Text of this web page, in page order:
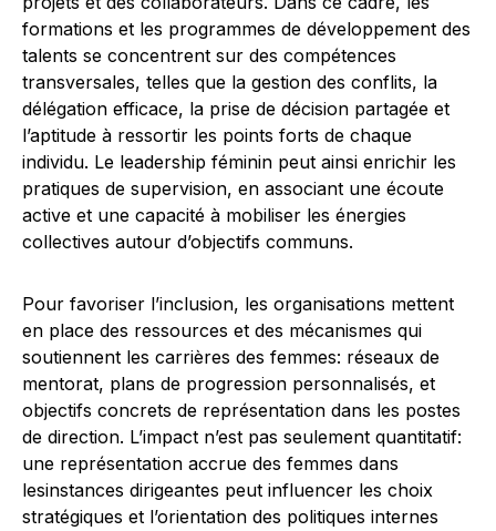
formations et les programmes de développement des
talents se concentrent sur des compétences
transversales, telles que la gestion des conflits, la
délégation efficace, la prise de décision partagée et
l’aptitude à ressortir les points forts de chaque
individu. Le leadership féminin peut ainsi enrichir les
pratiques de supervision, en associant une écoute
active et une capacité à mobiliser les énergies
collectives autour d’objectifs communs.
Pour favoriser l’inclusion, les organisations mettent
en place des ressources et des mécanismes qui
soutiennent les carrières des femmes: réseaux de
mentorat, plans de progression personnalisés, et
objectifs concrets de représentation dans les postes
de direction. L’impact n’est pas seulement quantitatif:
une représentation accrue des femmes dans
lesinstances dirigeantes peut influencer les choix
stratégiques et l’orientation des politiques internes